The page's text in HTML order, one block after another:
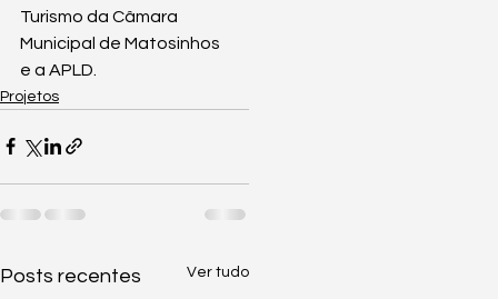
Turismo da Câmara
Municipal de Matosinhos
e a APLD.
Projetos
Posts recentes Ver tudo